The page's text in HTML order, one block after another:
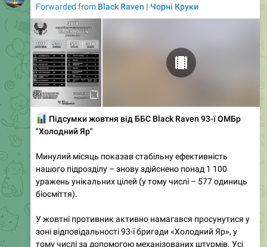
Forwarded from Black Raven | Чорні Круки
Підсумки жовтня від ББС Black Raven 93-ї ОМБр
"Холодний Яр"
Минулий місяць показав стабільну ефективність
нашого підрозділу – знову здійснено понад 1 100
уражень унікальних цілей (у тому числі – 577 одиниць
біосміття).
У жовтні противник активно намагався просунутися у
зоні відповідальності 93-ї бригади «Холодний Яр», у
тому числі за допомогою механізованих штурмів. Усі